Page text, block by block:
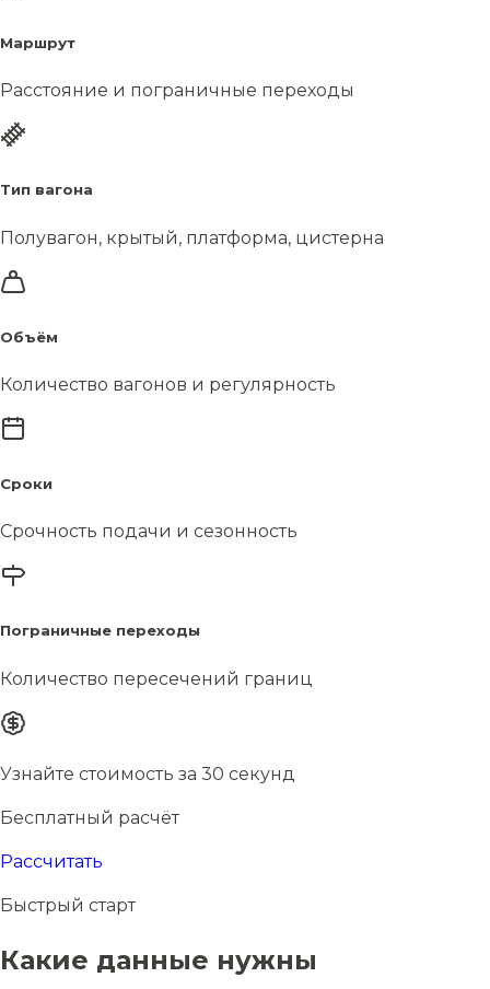
Маршрут
Расстояние и пограничные переходы
Тип вагона
Полувагон, крытый, платформа, цистерна
Объём
Количество вагонов и регулярность
Сроки
Срочность подачи и сезонность
Пограничные переходы
Количество пересечений границ
Узнайте стоимость за 30 секунд
Бесплатный расчёт
Рассчитать
Быстрый старт
Какие данные нужны